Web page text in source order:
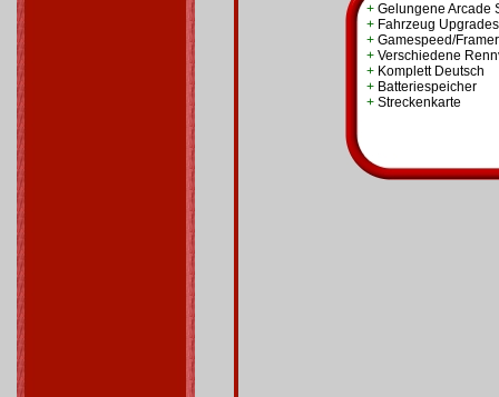
+ Gelungene Arcade
+ Fahrzeug Upgrades
+ Gamespeed/
+ Verschiedene
+ Komplett Deutsch
+ Batteriespeicher
+ Streckenkarte